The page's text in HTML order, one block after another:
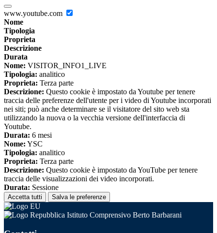
www.youtube.com
Nome
Tipologia
Proprieta
Descrizione
Durata
Nome: VISITOR_INFO1_LIVE
Tipologia: analitico
Proprieta: Terza parte
Descrizione: Questo cookie è impostato da Youtube per tenere
traccia delle preferenze dell'utente per i video di Youtube incorporati
nei siti; può anche determinare se il visitatore del sito web sta
utilizzando la nuova o la vecchia versione dell'interfaccia di
Youtube.
Durata: 6 mesi
Nome: YSC
Tipologia: analitico
Proprieta: Terza parte
Descrizione: Questo cookie è impostato da YouTube per tenere
traccia delle visualizzazioni dei video incorporati.
Durata: Sessione
Accetta tutti Salva le preferenze
Istituto Comprensivo Berto Barbarani